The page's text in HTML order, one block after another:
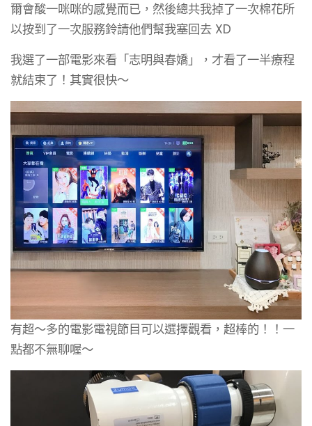
爾會酸一咪咪的感覺而已，然後總共我掉了一次棉花所
以按到了一次服務鈴請他們幫我塞回去 XD
我選了一部電影來看「志明與春嬌」，才看了一半療程
就結束了！其實很快～
有超～多的電影電視節目可以選擇觀看，超棒的！！一
點都不無聊喔～